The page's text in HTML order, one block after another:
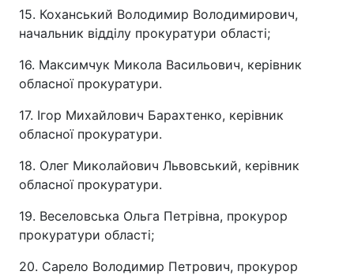
15. Коханський Володимир Володимирович,
начальник відділу прокуратури області;
16. Максимчук Микола Васильович, керівник
обласної прокуратури.
17. Ігор Михайлович Барахтенко, керівник
обласної прокуратури.
18. Олег Миколайович Львовський, керівник
обласної прокуратури.
19. Веселовська Ольга Петрівна, прокурор
прокуратури області;
20. Сарело Володимир Петрович, прокурор